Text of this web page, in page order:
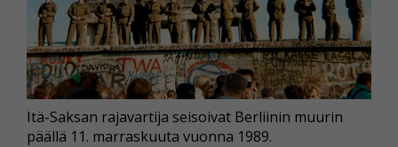
Itä-Saksan rajavartija seisoivat Berliinin muurin
päällä 11. marraskuuta vuonna 1989.